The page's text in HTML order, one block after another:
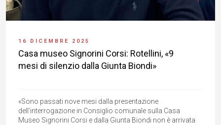
16 DICEMBRE 2025
Casa museo Signorini Corsi: Rotellini, «9
mesi di silenzio dalla Giunta Biondi»
«Sono passati nove mesi dalla presentazione
dell’interrogazione in Consiglio comunale sulla Casa
Museo Signorini Corsi e dalla Giunta Biondi non è arrivata